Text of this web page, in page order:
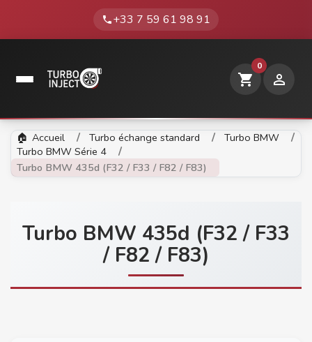
phone+33 7 59 61 98 91
shopping_cart
0

Accueil Turbo échange standard
Turbo BMW
Turbo BMW Série 4
Turbo BMW 435d (F32 / F33 / F82 / F83)
Turbo BMW 435d (F32 / F33
/ F82 / F83)